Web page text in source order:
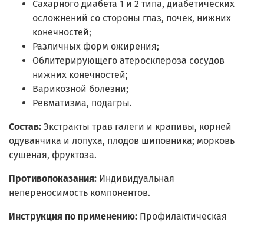
Сахарного диабета 1 и 2 типа, диабетических
осложнений со стороны глаз, почек, нижних
конечностей;
Различных форм ожирения;
Облитерирующего атеросклероза сосудов
нижних конечностей;
Варикозной болезни;
Ревматизма, подагры.
Состав: Экстракты трав галеги и крапивы, корней
одуванчика и лопуха, плодов шиповника; морковь
сушеная, фруктоза.
Противопоказания: Индивидуальная
непереносимость компонентов.
Инструкция по применению: Профилактическая